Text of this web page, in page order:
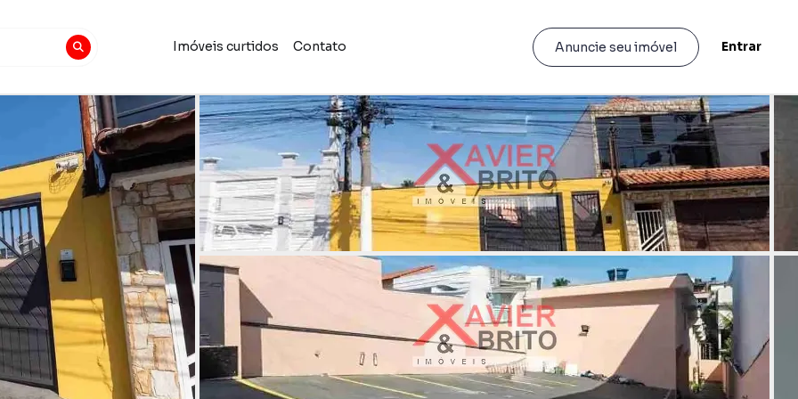
Imóveis curtidos Contato Anuncie seu imóvel Entrar